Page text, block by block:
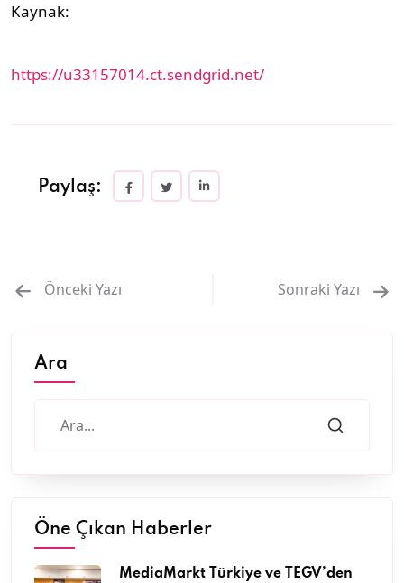
Kaynak:
https://u33157014.ct.sendgrid.net/
Paylaş:
Önceki Yazı Sonraki Yazı
Ara
Öne Çıkan Haberler
MediaMarkt Türkiye ve TEGV’den